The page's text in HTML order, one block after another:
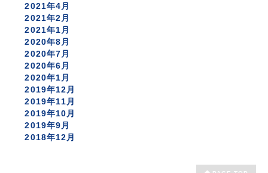
2021年4月
2021年2月
2021年1月
2020年8月
2020年7月
2020年6月
2020年1月
2019年12月
2019年11月
2019年10月
2019年9月
2018年12月